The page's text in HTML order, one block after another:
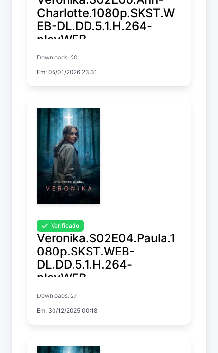
Charlotte.1080p.SKST.W
EB-DL.DD.5.1.H.264-
playWEB
Temp. 2 EP. 6
Downloads: 20
Em: 05/01/2026 23:31
Verificado
Veronika.S02E04.Paula.1
080p.SKST.WEB-
DL.DD.5.1.H.264-
playWEB
Temp. 2 EP. 4
Downloads: 27
Em: 30/12/2025 00:18